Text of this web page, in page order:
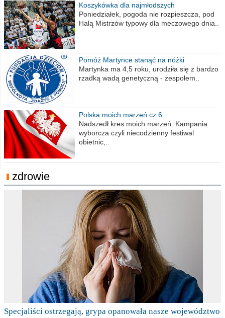
Koszykówka dla najmłodszych
Poniedziałek, pogoda nie rozpieszcza, pod
Halą Mistrzów typowy dla meczowego dnia..
Pomóż Martynce stanąć na nóżki
Martynka ma 4,5 roku, urodziła się z bardzo
rzadką wadą genetyczną - zespołem..
Polska moich marzeń cz.6
Nadszedł kres moich marzeń. Kampania
wyborcza czyli niecodzienny festiwal
obietnic,..
zdrowie
Specjaliści ostrzegają, grypa opanowała nasze województwo